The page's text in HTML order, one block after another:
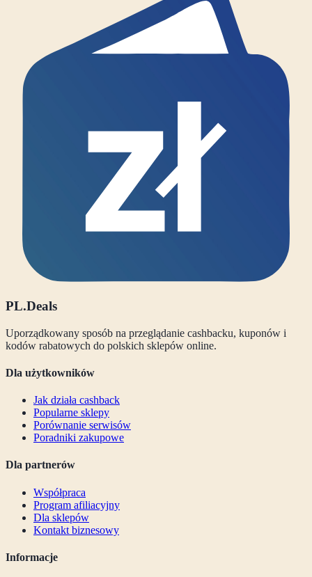
PL.Deals
Uporządkowany sposób na przeglądanie cashbacku, kuponów i
kodów rabatowych do polskich sklepów online.
Dla użytkowników
Jak działa cashback
Popularne sklepy
Porównanie serwisów
Poradniki zakupowe
Dla partnerów
Współpraca
Program afiliacyjny
Dla sklepów
Kontakt biznesowy
Informacje